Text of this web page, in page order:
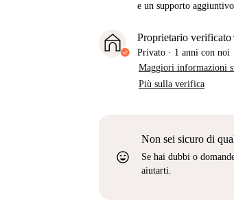
e un supporto
Proprietario verificato
Privato · 1 anni con noi
Maggiori informazioni
Più sulla verifica
sentiment_very_satisfied
Non sei sicuro di
Se hai dubbi o
aiutarti.